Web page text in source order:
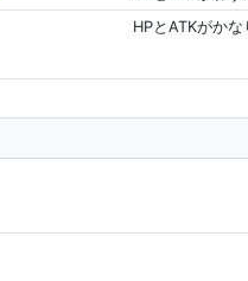
HPとATKがか